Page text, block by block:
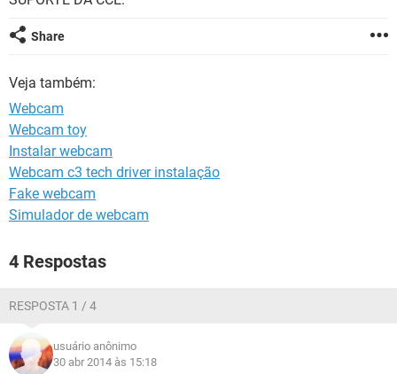
INSTAGRAM
Share
Veja também:
Webcam
Webcam toy
Instalar webcam
Webcam c3 tech driver instalação
Fake webcam
Simulador de webcam
4 Respostas
RESPOSTA 1 / 4
usuário anônimo
30 abr 2014 às 15:18